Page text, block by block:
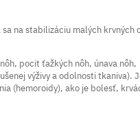
na stabilizáciu malých krvných
pocit ťažkých nôh, únava nôh,
výživy a odolnosti tkaniva).
(hemoroidy), ako je bolesť,